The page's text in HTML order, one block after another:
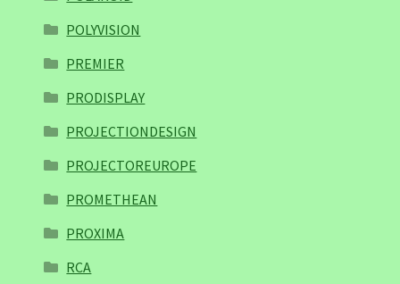
POLYVISION
PREMIER
PRODISPLAY
PROJECTIONDESIGN
PROJECTOREUROPE
PROMETHEAN
PROXIMA
RCA